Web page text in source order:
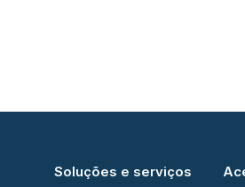
Soluções e serviços